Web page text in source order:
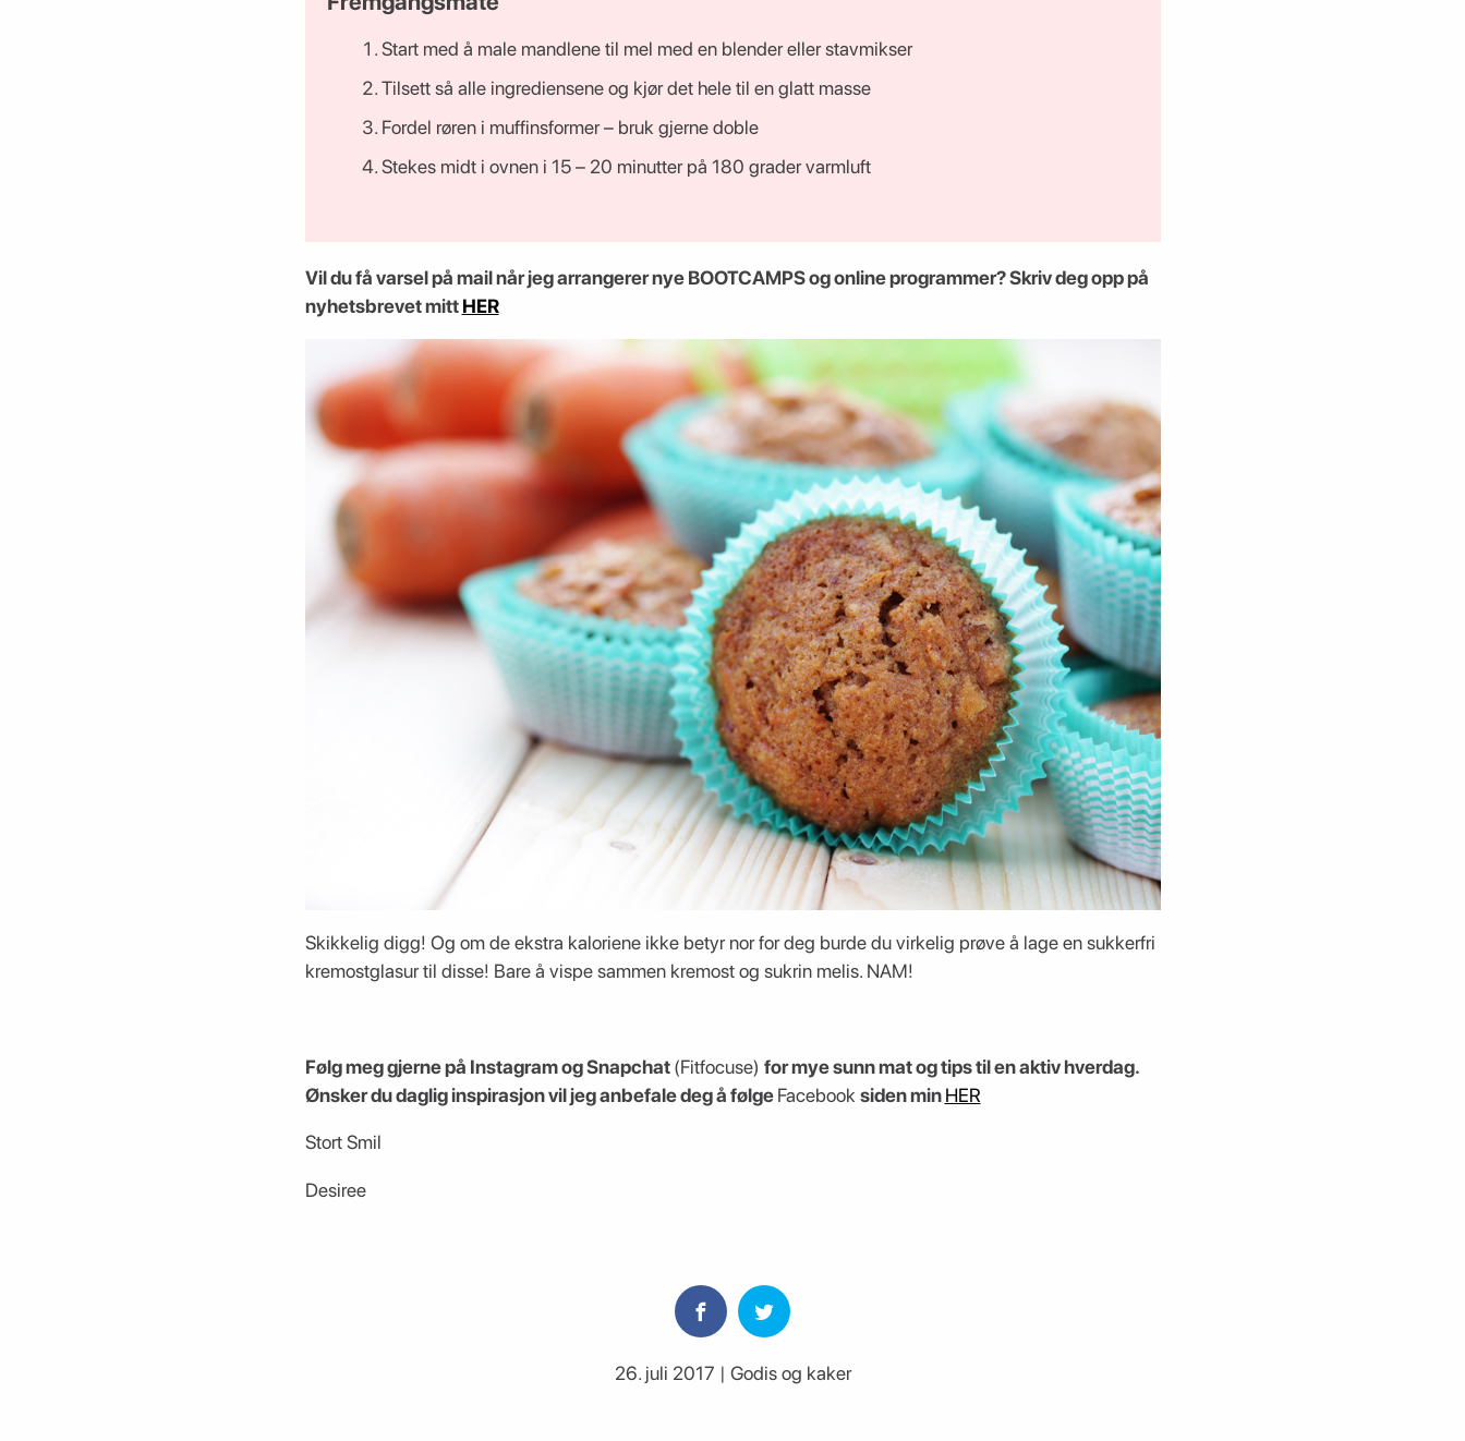
Start med å male mandlene til mel med en blender eller stavmikser
Tilsett så alle ingrediensene og kjør det hele til en glatt masse
Fordel røren i muffinsformer – bruk gjerne doble
Stekes midt i ovnen i 15 – 20 minutter på 180 grader varmluft
Vil du få varsel på mail når jeg arrangerer nye BOOTCAMPS og online programmer? Skriv deg opp på
nyhetsbrevet mittHER
Skikkelig digg! Og om de ekstra kaloriene ikke betyr nor for deg burde du virkelig prøve å lage en sukkerfri
kremostglasur til disse! Bare å vispe sammen kremost og sukrin melis. NAM!
Følg meg gjerne på Instagram og Snapchat(Fitfocuse) for mye sunn mat og tips til en aktiv hverdag.
Ønsker du daglig inspirasjon vil jeg anbefale deg å følgeFacebook siden minHER
Stort Smil
Desiree
26. juli 2017 | Godis og kaker